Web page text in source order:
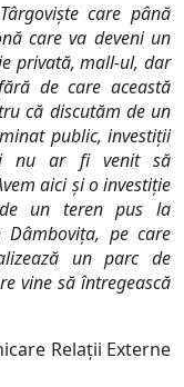
care până
care va deveni un
privată, mall-ul, dar
de care această
că discutăm de un
public, investiții
nu ar fi venit să
aici și o investiție
un teren pus la
Dâmbovița, pe care
un parc de
vine să întregească
Externe